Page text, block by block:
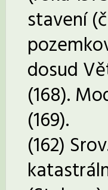
stavení
dosud
(168).
(169).
(162)